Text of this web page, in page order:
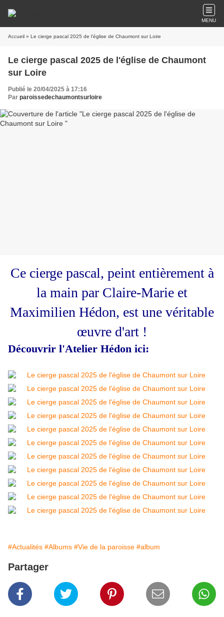
MENU
Accueil » Le cierge pascal 2025 de l'église de Chaumont sur Loire
Le cierge pascal 2025 de l'église de Chaumont
sur Loire
Publié le 20/04/2025 à 17:16
Par paroissedechaumontsurloire
Ce cierge pascal, peint entièrement à
la main par Claire-Marie et
Maximilien Hédon, est une véritable
œuvre d'art !
Découvrir l'Atelier Hédon ici:
#Actualités #Albums #Vie de la paroisse #album
Partager